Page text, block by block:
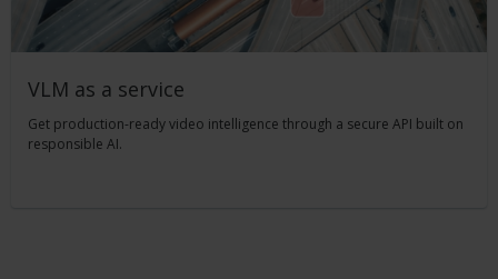
VLM as a service
Get production-ready video intelligence through a secure API built on
responsible AI.